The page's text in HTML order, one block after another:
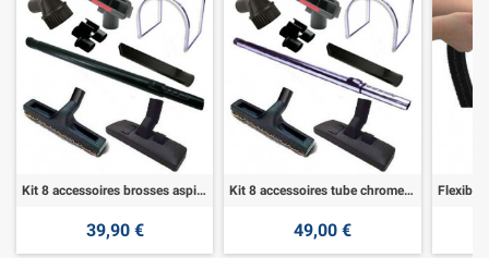
Kit 8 accessoires brosses aspirateur
39,90 €
Kit 8 accessoires tube chrome aspirateur
49,00 €